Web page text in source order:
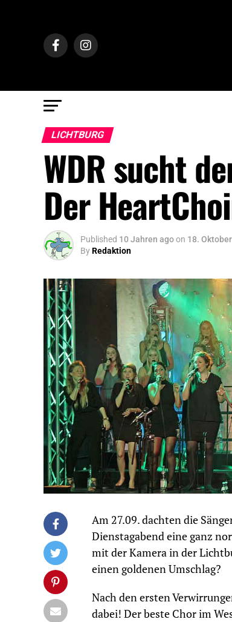
LICHTBURG
WDR sucht
Der
Published 10 Jahren agoon 18.
ByRedaktion
Am 27.09. dachten die
Dienstagabend eine ganz
mit der Kamera in der
einen goldenen Umschlag?
Nach den ersten
dabei! Der beste Chor im